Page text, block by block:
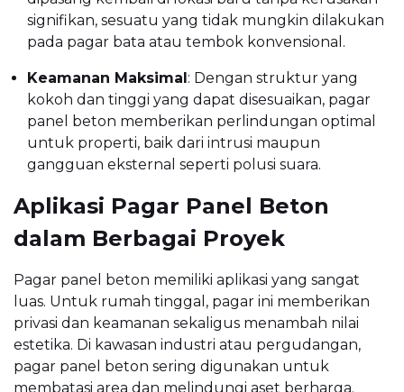
signifikan, sesuatu yang tidak mungkin dilakukan
pada pagar bata atau tembok konvensional.
Keamanan Maksimal: Dengan struktur yang
kokoh dan tinggi yang dapat disesuaikan, pagar
panel beton memberikan perlindungan optimal
untuk properti, baik dari intrusi maupun
gangguan eksternal seperti polusi suara.
Aplikasi Pagar Panel Beton
dalam Berbagai Proyek
Pagar panel beton memiliki aplikasi yang sangat
luas. Untuk rumah tinggal, pagar ini memberikan
privasi dan keamanan sekaligus menambah nilai
estetika. Di kawasan industri atau pergudangan,
pagar panel beton sering digunakan untuk
membatasi area dan melindungi aset berharga.